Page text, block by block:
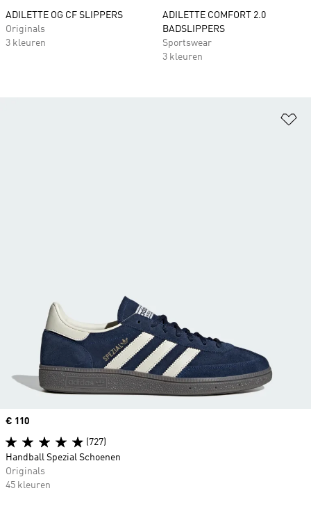
ADILETTE OG CF SLIPPERS
Originals
3 kleuren
ADILETTE COMFORT 2.0
BADSLIPPERS
Sportswear
3 kleuren
Price
€ 110
(727)
Handball Spezial Schoenen
Originals
45 kleuren